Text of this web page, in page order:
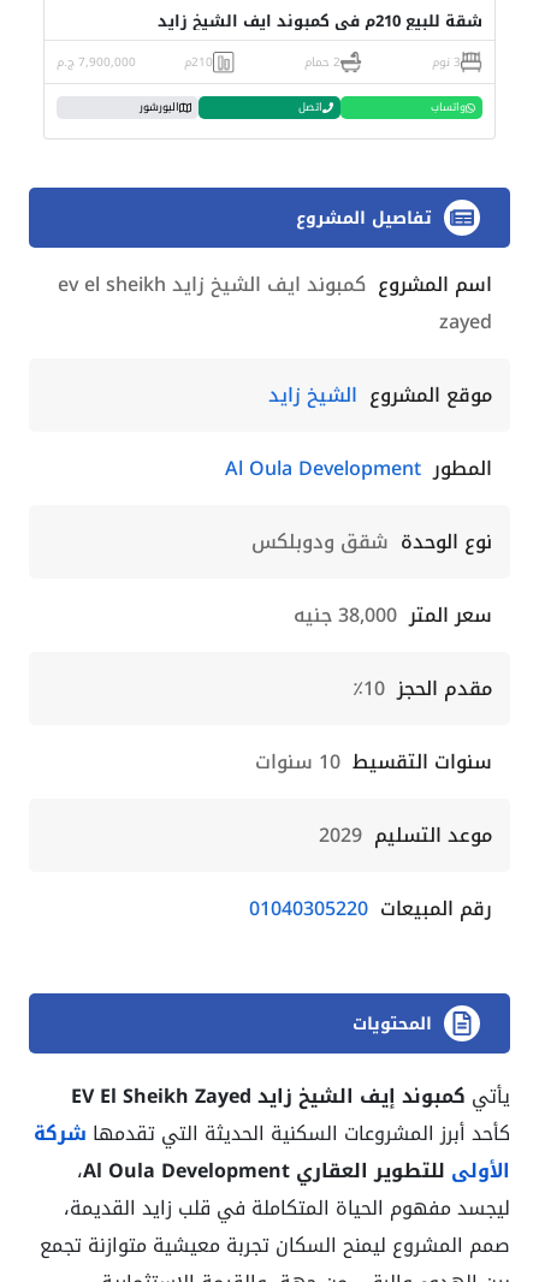
شقة للبيع 210م في كمبوند ايف الشيخ زايد
3 نوم 2 حمام 210م 7,900,000 ج.م
واتساب اتصل البورشور
تفاصيل المشروع
اسم المشروع
كمبوند ايف الشيخ زايد ev el sheikh
zayed
موقع المشروع الشيخ زايد
المطور Al Oula Development
نوع الوحدة شقق ودوبلكس
سعر المتر 38,000 جنيه
مقدم الحجز 10٪
سنوات التقسيط 10 سنوات
موعد التسليم 2029
رقم المبيعات 01040305220
المحتويات
يأتي كمبوند إيف الشيخ زايد EV El Sheikh Zayed
كأحد أبرز المشروعات السكنية الحديثة التي تقدمها شركة
الأولى للتطوير العقاري Al Oula Development
،
ليجسد مفهوم الحياة المتكاملة في قلب زايد القديمة،
صمم المشروع ليمنح السكان تجربة معيشية متوازنة تجمع